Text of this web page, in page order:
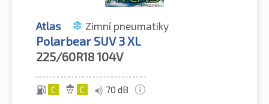
Atlas Zimní pneumatiky
Polarbear SUV 3 XL
225/60R18104V
C C 70 dB